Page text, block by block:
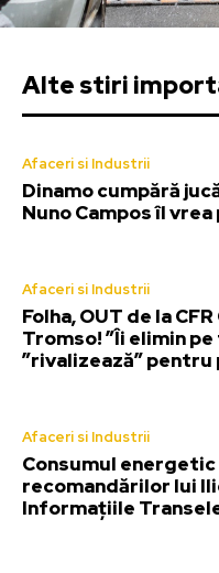
Alte stiri
Afaceri si Industrii
Dinamo cumpără
Nuno Campos îl
Afaceri si Industrii
Folha, OUT de la
Tromso! ”Îi elimin
”rivalizează”
Afaceri si Industrii
Consumul
recomandărilor lui
Informațiile